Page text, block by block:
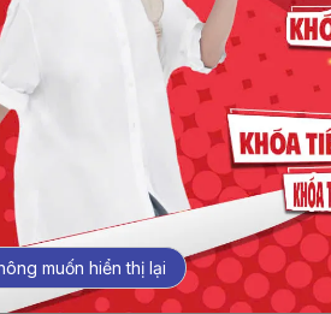
không chỉ mang đến những câu
tập hiệu quả, cập nhật thông
muốn hiển thị lại